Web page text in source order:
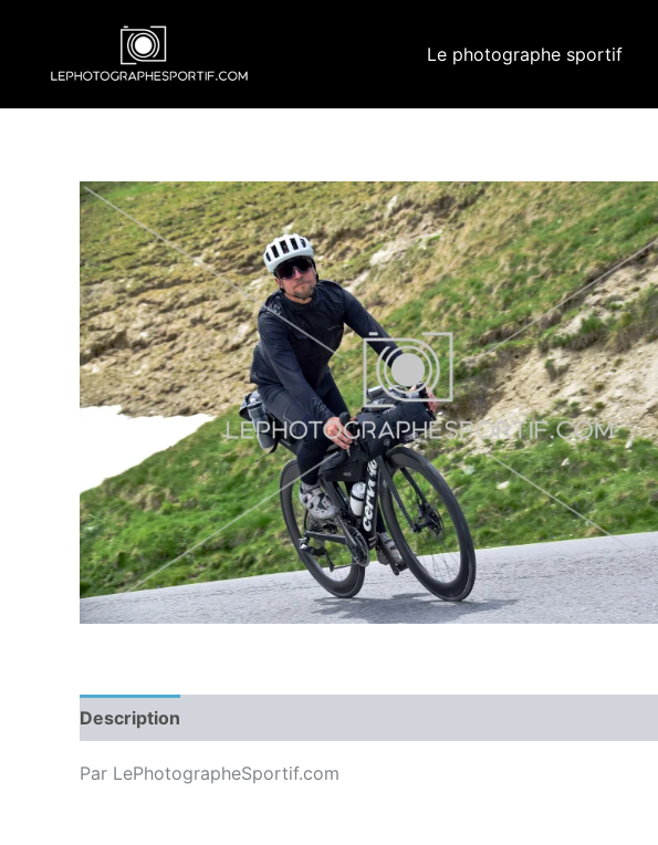
contenu
Le photographe sportif
Description
Par LePhotographeSportif.com